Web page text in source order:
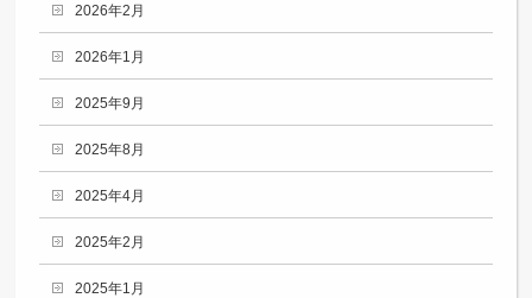
2026年2月
2026年1月
2025年9月
2025年8月
2025年4月
2025年2月
2025年1月